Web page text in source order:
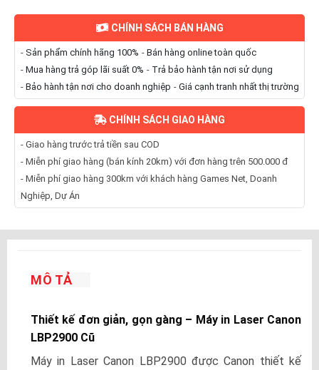
CHÍNH SÁCH BÁN HÀNG
- Sản phẩm chính hãng 100% - Bán hàng online toàn quốc
- Mua hàng trả góp lãi suất 0% - Trả bảo hành tận nơi sử dụng
- Bảo hành tận nơi cho doanh nghiệp - Giá cạnh tranh nhất thị trường
CHÍNH SÁCH GIAO HÀNG
- Giao hàng trước trả tiền sau COD
- Miễn phí giao hàng (bán kính 20km) với đơn hàng trên 500.000 đ
- Miễn phí giao hàng 300km với khách hàng Games Net, Doanh
Nghiệp, Dự Án
MÔ TẢ
Thiết kế đơn giản, gọn gàng – Máy in Laser Canon
LBP2900 Cũ
Máy in Laser Canon LBP2900 được Canon thiết kế